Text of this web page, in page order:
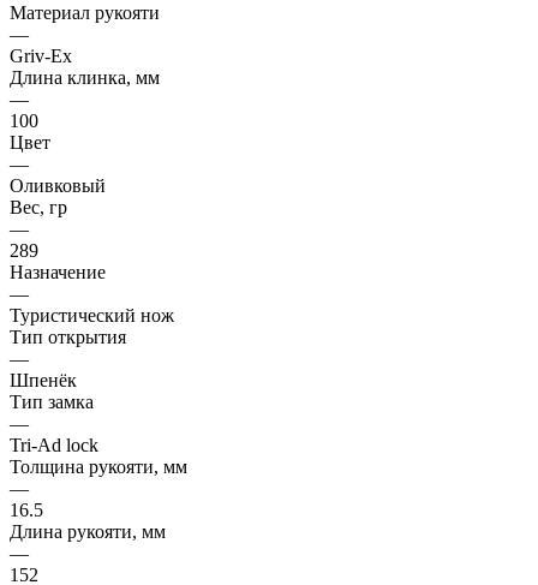
Материал рукояти
—
Griv-Ex
Длина клинка, мм
—
100
Цвет
—
Оливковый
Вес, гр
—
289
Назначение
—
Туристический нож
Тип открытия
—
Шпенёк
Тип замка
—
Tri-Ad lock
Толщина рукояти, мм
—
16.5
Длина рукояти, мм
—
152